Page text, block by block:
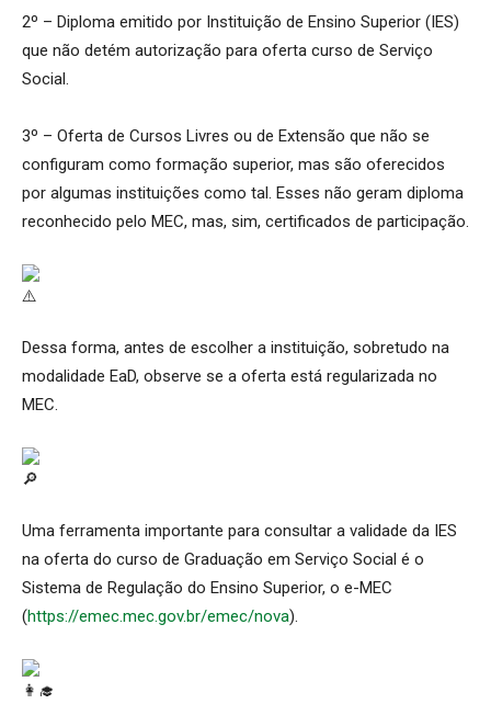
2º – Diploma emitido por Instituição de Ensino Superior (IES)
que não detém autorização para oferta curso de Serviço
Social.
3º – Oferta de Cursos Livres ou de Extensão que não se
configuram como formação superior, mas são oferecidos
por algumas instituições como tal. Esses não geram diploma
reconhecido pelo MEC, mas, sim, certificados de participação.
Dessa forma, antes de escolher a instituição, sobretudo na
modalidade EaD, observe se a oferta está regularizada no
MEC.
Uma ferramenta importante para consultar a validade da IES
na oferta do curso de Graduação em Serviço Social é o
Sistema de Regulação do Ensino Superior, o e-MEC
(https://emec.mec.gov.br/emec/nova).